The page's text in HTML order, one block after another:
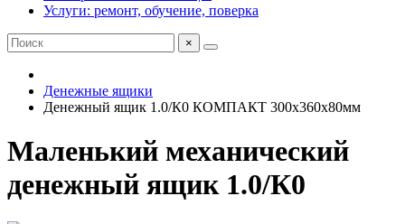
Услуги: ремонт, обучение, поверка
×
Денежные ящики
Денежный ящик 1.0/К0 КОМПАКТ 300х360х80мм
Маленький механический
денежный ящик 1.0/К0